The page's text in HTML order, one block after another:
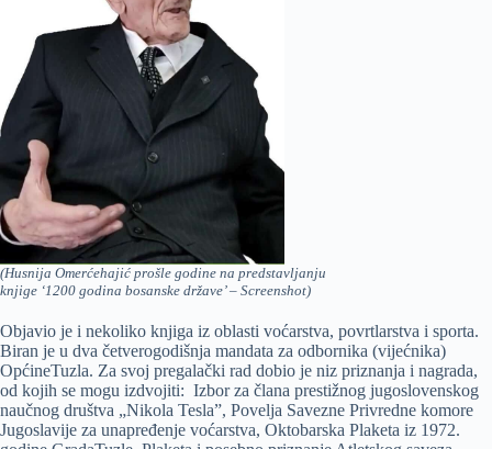
(Husnija Omerćehajić prošle godine na predstavljanju
knjige ‘1200 godina bosanske države’ – Screenshot)
Objavio je i nekoliko knjiga iz oblasti voćarstva, povrtlarstva i sporta.
Biran je u dva četverogodišnja mandata za odbornika (vijećnika)
OpćineTuzla. Za svoj pregalački rad dobio je niz priznanja i nagrada,
od kojih se mogu izdvojiti: Izbor za člana prestižnog jugoslovenskog
naučnog društva „Nikola Tesla”, Povelja Savezne Privredne komore
Jugoslavije za unapređenje voćarstva, Oktobarska Plaketa iz 1972.